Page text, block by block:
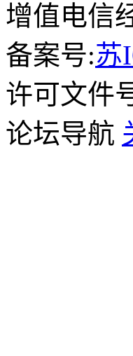
增值电信
备案号:苏
许可文件
论坛导航